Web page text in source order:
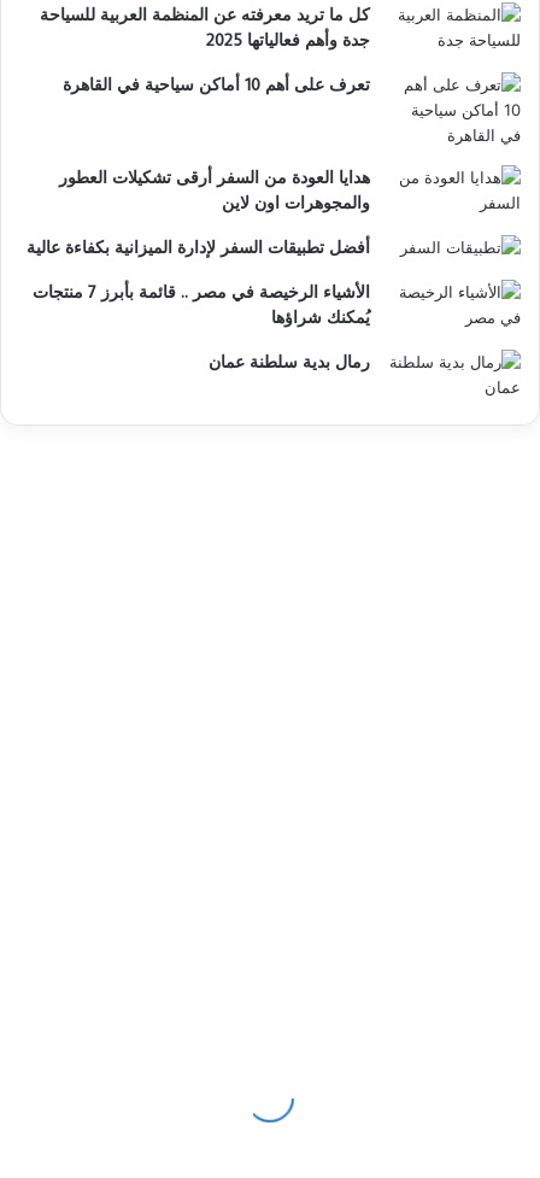
كل ما تريد معرفته عن المنظمة العربية للسياحة
جدة وأهم فعالياتها 2025
تعرف على أهم 10 أماكن سياحية في القاهرة
هدايا العودة من السفر أرقى تشكيلات العطور
والمجوهرات اون لاين
أفضل تطبيقات السفر لإدارة الميزانية بكفاءة عالية
الأشياء الرخيصة في مصر .. قائمة بأبرز 7 منتجات
يُمكنك شراؤها
رمال بدية سلطنة عمان